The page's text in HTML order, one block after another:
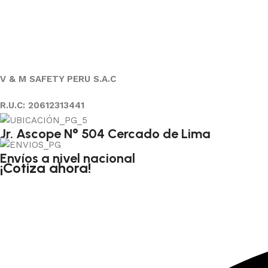
V & M SAFETY PERU S.A.C
R.U.C: 20612313441
Jr. Ascope N° 504 Cercado de Lima
Envíos a nivel nacional
¡Cotiza ahora!